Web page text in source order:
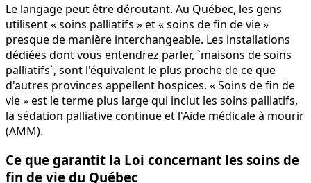
Le langage peut être déroutant. Au Québec, les gens
utilisent « soins palliatifs » et « soins de fin de vie »
presque de manière interchangeable. Les installations
dédiées dont vous entendrez parler, `maisons de soins
palliatifs`, sont l'équivalent le plus proche de ce que
d'autres provinces appellent hospices. « Soins de fin de
vie » est le terme plus large qui inclut les soins palliatifs,
la sédation palliative continue et l'Aide médicale à mourir
(AMM).
Ce que garantit la Loi concernant les soins de
fin de vie du Québec